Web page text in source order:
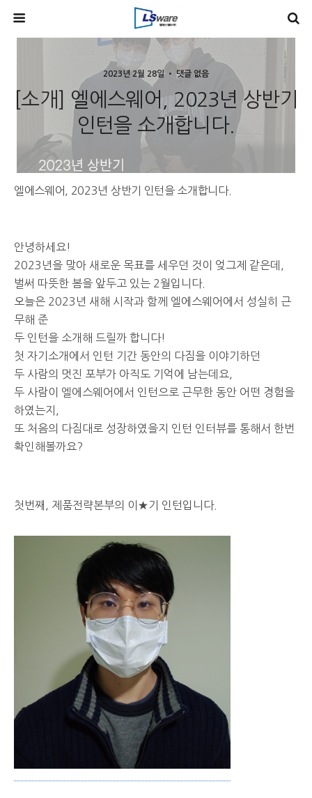
2023년 2월 28일 • 댓글 없음
[소개] 엘에스웨어, 2023년 상반기
인턴을 소개합니다.
엘에스웨어, 2023년 상반기 인턴을 소개합니다.
안녕하세요!
2023년을 맞아 새로운 목표를 세우던 것이 엊그제 같은데,
벌써 따뜻한 봄을 앞두고 있는 2월입니다.
오늘은 2023년 새해 시작과 함께 엘에스웨어에서 성실히 근
무해 준
두 인턴을 소개해 드릴까 합니다!
첫 자기소개에서 인턴 기간 동안의 다짐을 이야기하던
두 사람의 멋진 포부가 아직도 기억에 남는데요,
두 사람이 엘에스웨어에서 인턴으로 근무한 동안 어떤 경험을
하였는지,
또 처음의 다짐대로 성장하였을지 인턴 인터뷰를 통해서 한번
확인해볼까요?
첫번째, 제품전략본부의 이★기 인턴입니다.